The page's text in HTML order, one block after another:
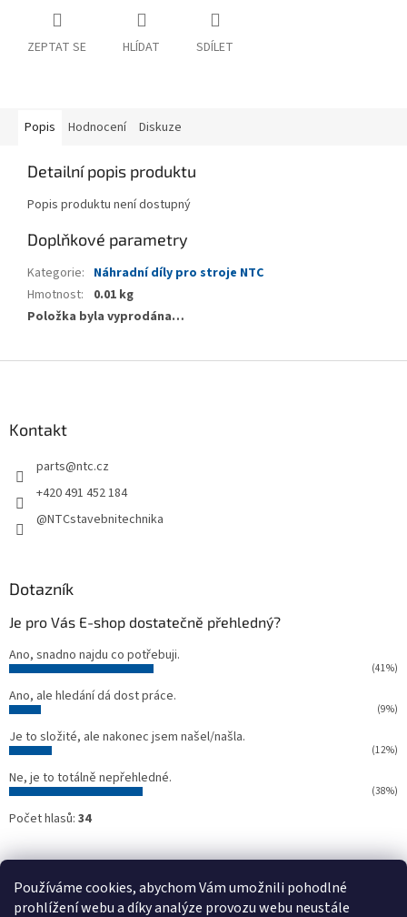
Používáme cookies, abychom Vám umožnili pohodlné
prohlížení webu a díky analýze provozu webu neustále
ZEPTAT SE HLÍDAT SDÍLET
Popis Hodnocení Diskuze
Detailní popis produktu
Popis produktu není dostupný
Doplňkové parametry
Kategorie: Náhradní díly pro stroje NTC
Hmotnost:
0.01 kg
Položka byla vyprodána…
Kontakt
parts@ntc.cz
+420 491 452 184
@NTCstavebnitechnika
Dotazník
Je pro Vás E-shop dostatečně přehledný?
Ano, snadno najdu co potřebuji.
(41%)
Ano, ale hledání dá dost práce.
(9%)
Je to složité, ale nakonec jsem našel/našla.
(12%)
Ne, je to totálně nepřehledné.
(38%)
Počet hlasů: 34